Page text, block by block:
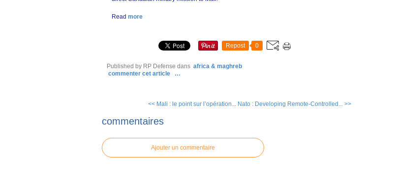
Read more
Repost 0
Published by RP Defense dans africa & maghreb
commenter cet article
…
<< Mali : le point sur l’opération... Nato : Developing Remote-Controlled... >>
commentaires
Ajouter un commentaire